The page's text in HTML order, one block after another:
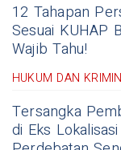
12 Tahapan
Sesuai KUHAP
Wajib Tahu!
HUKUM DAN
Tersangka
di Eks